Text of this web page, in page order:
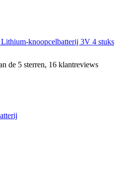
knoopcelbatterij 3V 4 stuks
de 5 sterren, 16 klantreviews